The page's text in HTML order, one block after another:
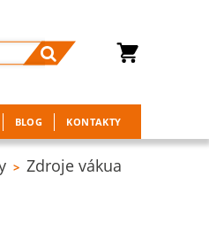
BLOG KONTAKTY
> Zdroje vákua